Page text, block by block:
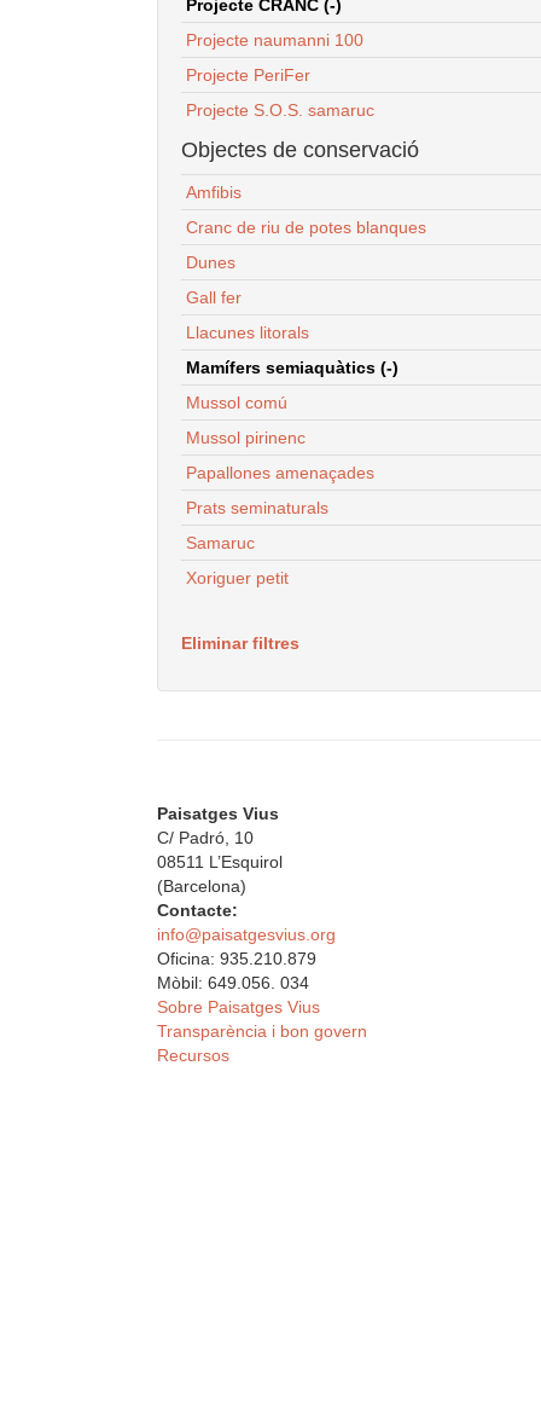
Projecte CRANC (-)
Projecte naumanni 100
Projecte PeriFer
Projecte S.O.S. samaruc
Objectes de conservació
Amfibis
Cranc de riu de potes blanques
Dunes
Gall fer
Llacunes litorals
Mamífers semiaquàtics (-)
Mussol comú
Mussol pirinenc
Papallones amenaçades
Prats seminaturals
Samaruc
Xoriguer petit
Eliminar filtres
Paisatges Vius
C/ Padró, 10
08511 L’Esquirol
(Barcelona)
Contacte:
info@paisatgesvius.org
Oficina: 935.210.879
Mòbil: 649.056. 034
Sobre Paisatges Vius
Transparència i bon govern
Recursos